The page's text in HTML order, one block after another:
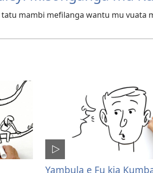
mambi mefilanga wantu mu vuata
Yambula e Fu kia